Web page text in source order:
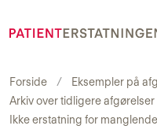
Forside
Eksempler på
Arkiv over tidligere afgørelser
Ikke erstatning for